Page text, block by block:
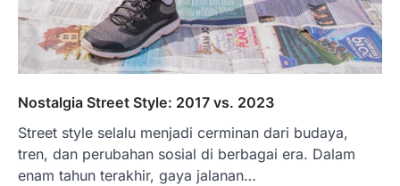
Nostalgia Street Style: 2017 vs. 2023
Street style selalu menjadi cerminan dari budaya,
tren, dan perubahan sosial di berbagai era. Dalam
enam tahun terakhir, gaya jalanan…